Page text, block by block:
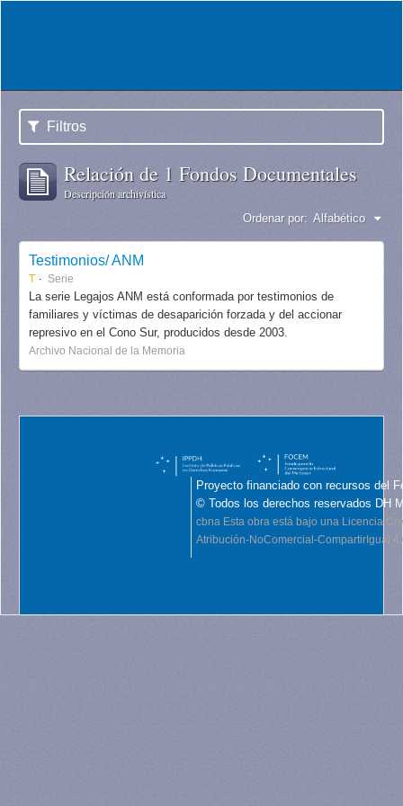
Filtros
Relación de 1 Fondos Documentales
Descripción archivística
Ordenar por: Alfabético
Testimonios/ ANM
T Serie
La serie Legajos ANM está conformada por testimonios de
familiares y víctimas de desaparición forzada y del accionar
represivo en el Cono Sur, producidos desde 2003.
Archivo Nacional de la Memoria
Proyecto financiado con recursos del
© Todos los derechos reservados DH
cbna Esta obra está bajo una Licencia
Atribución-NoComercial-CompartirIgual